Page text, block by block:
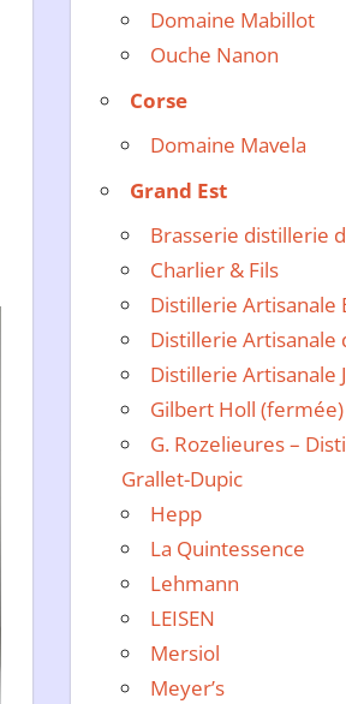
Domaine Mabillot
Ouche Nanon
Corse
Domaine Mavela
Grand Est
Brasserie distillerie
Charlier & Fils
Distillerie Artisanale
Distillerie Artisanale
Distillerie Artisanale
Gilbert Holl (fermée)
G. Rozelieures –
Grallet-Dupic
Hepp
La Quintessence
Lehmann
LEISEN
Mersiol
Meyer’s